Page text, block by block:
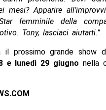
mesi? Apparire
femminile della
Tony, lasciaci aiutarti.”
il prossimo grande show
e lunedì 29 giugno nella